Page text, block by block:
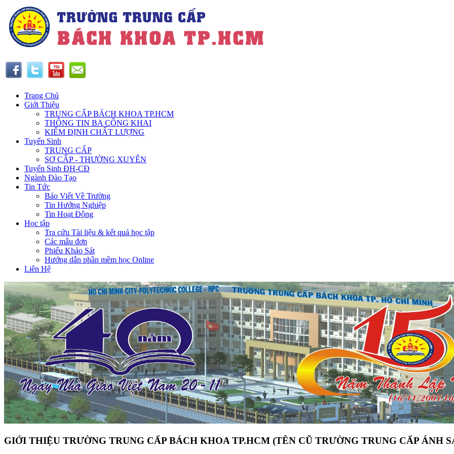
Trang Chủ
Giới Thiệu
TRUNG CẤP BÁCH KHOA TP.HCM
THÔNG TIN BA CÔNG KHAI
KIỂM ĐỊNH CHẤT LƯỢNG
Tuyển Sinh
TRUNG CẤP
SƠ CẤP - THƯỜNG XUYÊN
Tuyển Sinh ĐH-CĐ
Ngành Đào Tạo
Tin Tức
Báo Viết Về Trường
Tin Hướng Nghiệp
Tin Hoạt Động
Học tập
Tra cứu Tài liệu & kết quả học tập
Các mẫu đơn
Phiếu Khảo Sát
Hướng dẫn phần mềm học Online
Liên Hệ
GIỚI THIỆU TRƯỜNG TRUNG CẤP BÁCH KHOA TP.HCM (TÊN CŨ TRƯỜNG TRUNG CẤP ÁNH